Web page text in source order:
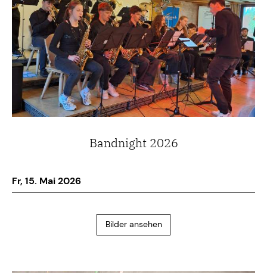
Bandnight 2026
Fr, 15. Mai 2026
Bilder ansehen